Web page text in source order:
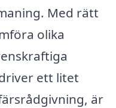
Med rätt
olika
ett litet
är